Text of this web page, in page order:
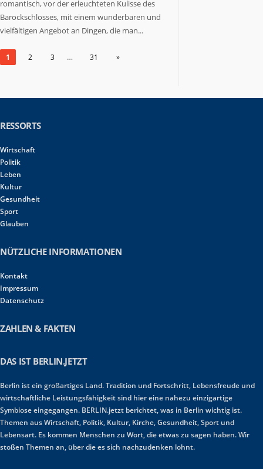
romantisch, vor der erleuchteten Kulisse des
Barockschlosses, mit einem wunderbaren und
vielfältigen Angebot an Dingen, die man...
1 2 3 … 31 »
RESSORTS
Wirtschaft
Politik
Leben
Kultur
Gesundheit
Sport
Glauben
NÜTZLICHE INFORMATIONEN
Kontakt
Impressum
Datenschutz
ZAHLEN & FAKTEN
DAS IST BERLIN.JETZT
Berlin ist ein großartiges Land. Tradition und Fortschritt, Lebensfreude und
wirtschaftliche Leistungsfähigkeit sind hier eine nahezu einzigartige
Symbiose eingegangen. BERLIN.jetzt berichtet, was in Berlin wichtig ist.
Themen aus Wirtschaft, Politik, Kultur, Kirche, Gesundheit, Sport und
Lebensart. Es kommen Menschen zu Wort, die etwas zu sagen haben. Wir
stoßen Themen an, über die es sich nachzudenken lohnt.